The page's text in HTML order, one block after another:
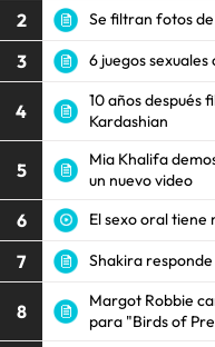
2 Se filtran fotos
3 6 juegos
4
10 años después
Kardashian
5
Mia Khalifa
un nuevo video
6 El sexo oral tiene
7 Shakira
8
Margot Robbie
para "Birds of